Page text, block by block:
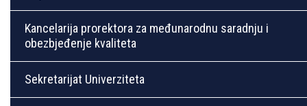
Kancelarija prorektora za međunarodnu saradnju i
obezbjeđenje kvaliteta
Sekretarijat Univerziteta